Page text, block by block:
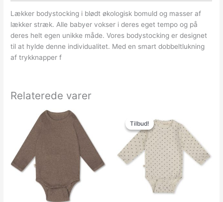
Lækker bodystocking i blødt økologisk bomuld og masser af
lækker stræk. Alle babyer vokser i deres eget tempo og på
deres helt egen unikke måde. Vores bodystocking er designet
til at hylde denne individualitet. Med en smart dobbeltlukning
af trykknapper f
Relaterede varer
Tilbud!
Tilbud!
oprindelige
pris
var:
199.95kr..
aktuelle
pris
er:
119.97kr..